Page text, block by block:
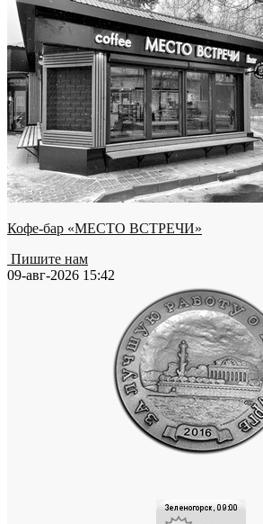
Кофе-бар «МЕСТО ВСТРЕЧИ»
Пишите нам
09-авг-2026 15:42